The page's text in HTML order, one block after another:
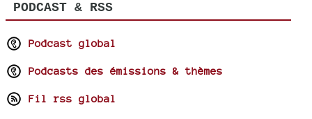
PODCAST & RSS
Podcast global
Podcasts des émissions & thèmes
Fil rss global